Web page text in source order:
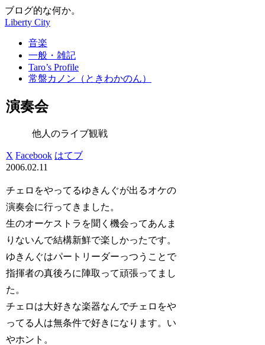
ブログ的な何か。
Liberty City
音楽
一般・雑記
Taro’s Profile
常盤カノン（ときわかのん）
演奏会
他人のライブ観戦
X Facebook はてブ
2006.02.11
チェロをやってるゆきんぐが出るオケの
演奏会に行ってきました。
生のオーケストラを聞く機会ってあんま
りないんで結構新鮮で楽しかったです。
ゆきんぐはパートリーダーっつうことで
指揮者の真後ろに陣取って頑張ってまし
た。
チェロは大好きな楽器なんでチェロをや
ってる人は無条件で好きになります。い
やホント。